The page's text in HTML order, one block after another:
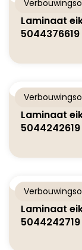
Laminaat
5044376619
Laminaat
5044242619
Laminaat
5044242719